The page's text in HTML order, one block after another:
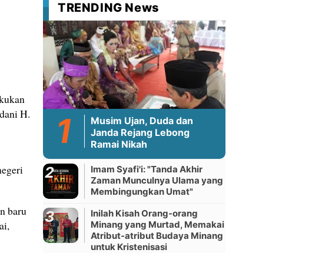
H.
baru
TRENDING News
Musim Ujan, Duda dan
Janda Rejang Lebong
Ramai Nikah
Imam Syafi'i: "Tanda Akhir
Zaman Munculnya Ulama yang
Membingungkan Umat"
Inilah Kisah Orang-orang
Minang yang Murtad, Memakai
Atribut-atribut Budaya Minang
untuk Kristenisasi